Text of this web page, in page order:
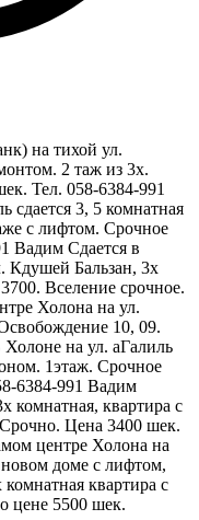
на тихой ул.
2 таж из 3х.
Тел. 058-6384-991
3, 5 комнатная
с лифтом. Срочное
Вадим Сдается в
Кдушей Бальзан, 3х
Вселение срочное.
Холона на ул.
10, 09.
на ул. аГалиль
1этаж. Срочное
6384-991 Вадим
комнатная, квартира с
Цена 3400 шек.
центре Холона на
доме с лифтом,
квартира с
цене 5500 шек.